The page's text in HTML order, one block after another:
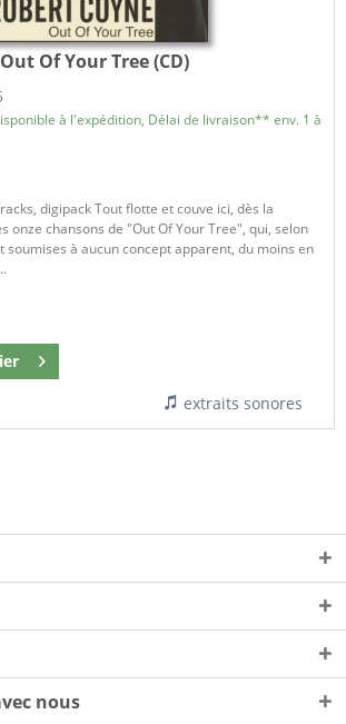
Out Of Your Tree (CD)
à l'expédition, Délai de livraison** env. 1 à
digipack Tout flotte et couve ici, dès la
onze chansons de "Out Of Your Tree", qui, selon
soumises à aucun concept apparent, du moins en
extraits sonores
nous